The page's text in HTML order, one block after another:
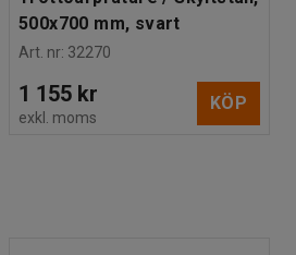
500x700 mm, svart
Art. nr: 32270
1 155 kr
exkl. moms
KÖP